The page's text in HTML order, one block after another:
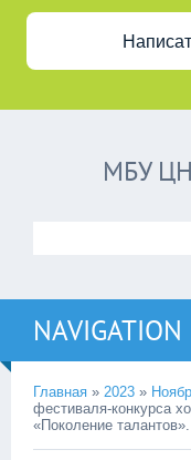
МБУ
NAVIGATION
Главная » 2023 »
фестиваля-конкурса
«Поколение талантов».